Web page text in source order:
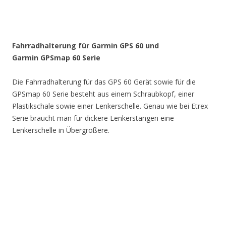
Fahrradhalterung für Garmin GPS 60 und
Garmin GPSmap 60 Serie
Die Fahrradhalterung für das GPS 60 Gerät sowie für die
GPSmap 60 Serie besteht aus einem Schraubkopf, einer
Plastikschale sowie einer Lenkerschelle. Genau wie bei Etrex
Serie braucht man für dickere Lenkerstangen eine
Lenkerschelle in Übergrößere.